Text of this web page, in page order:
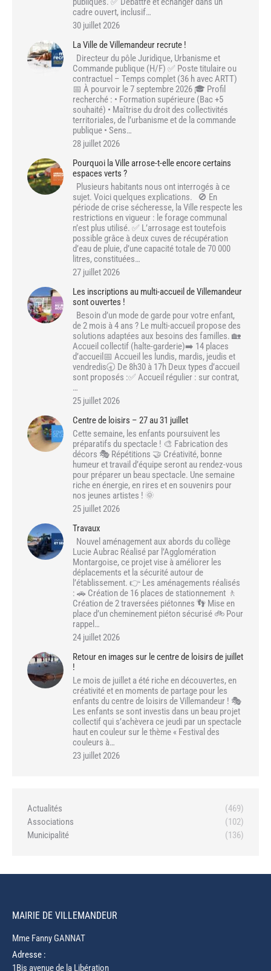
cadre ouvert, inclusif…
30 juillet 2026
La Ville de Villemandeur recrute !
Directeur du pôle Juridique, Urbanisme et
Commande publique (H/F) ✅ Poste titulaire ou
contractuel – Temps complet (36 h avec ARTT)
📅 À pourvoir le 7 septembre 2026 🎓 Profil
recherché : • Formation supérieure (Bac +5
souhaité) • Maîtrise du droit des collectivités
territoriales, de l’urbanisme et de la commande
publique • Sens…
28 juillet 2026
Pourquoi la Ville arrose-t-elle encore certains
espaces verts ?
Plusieurs habitants nous ont interrogés à ce
sujet. Voici quelques explications. 🚫 En
période de crise sécheresse, la Ville respecte les
restrictions en vigueur : le forage communal
n’est plus utilisé. ✅ L’arrosage est toutefois
possible grâce à deux cuves de récupération
d’eau de pluie, d’une capacité totale de 70 000
litres, constituées…
27 juillet 2026
Les inscriptions au multi-accueil de Villemandeur
sont ouvertes !
Besoin d’un mode de garde pour votre enfant,
de 2 mois à 4 ans ? Le multi-accueil propose des
solutions adaptées aux besoins des familles. 🏡
Accueil collectif (halte-garderie)➡️ 14 places
d’accueil📅 Accueil les lundis, mardis, jeudis et
vendredis🕣 De 8h30 à 17h Deux types d’accueil
sont proposés :✅ Accueil régulier : sur contrat,
…
25 juillet 2026
Centre de loisirs – 27 au 31 juillet
Cette semaine, les enfants poursuivent les
préparatifs du spectacle ! 🎨 Fabrication des
décors 🎭 Répétitions 🤝 Créativité, bonne
humeur et travail d’équipe seront au rendez-vous
pour préparer un beau spectacle. Une semaine
riche en énergie, en rires et en souvenirs pour
nos jeunes artistes ! 🌞
25 juillet 2026
Travaux
Nouvel aménagement aux abords du collège
Lucie Aubrac Réalisé par l’Agglomération
Montargoise, ce projet vise à améliorer les
déplacements et la sécurité autour de
l’établissement. 👉 Les aménagements réalisés
: 🚗 Création de 16 places de stationnement 🚶
Création de 2 traversées piétonnes 👣 Mise en
place d’un cheminement piéton sécurisé 🚲 Pour
rappel…
24 juillet 2026
Retour en images sur le centre de loisirs de juillet
!
Le mois de juillet a été riche en découvertes, en
créativité et en moments de partage pour les
enfants du centre de loisirs de Villemandeur ! 🎭
Les enfants se sont investis dans un beau projet
collectif qui s’achèvera ce jeudi par un spectacle
haut en couleur sur le thème « Festival des
couleurs à…
23 juillet 2026
Actualités
(469)
Associations
(102)
Municipalité
(136)
MAIRIE DE VILLEMANDEUR
Mme Fanny GANNAT
Adresse :
1Bis avenue de la Libération